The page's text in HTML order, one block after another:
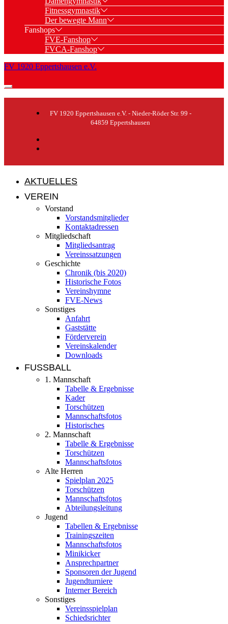
Fitnessgymnastik
Der bewegte Mann
Fanshops
FVE-Fanshop
FVCA-Fanshop
FV 1920 Eppertshausen e.V.
FV 1920 Eppertshausen e.V. - Nieder-Röder Str. 99 -
64859 Eppertshausen
AKTUELLES
VEREIN
Vorstand
Vorstandsmitglieder
Kontaktadressen
Mitgliedschaft
Mitgliedsantrag
Vereinssatzungen
Geschichte
Chronik (bis 2020)
Historische Fotos
Vereinshymne
FVE-News
Sonstiges
Anfahrt
Gaststätte
Förderverein
Vereinskalender
Downloads
FUSSBALL
1. Mannschaft
Tabelle & Ergebnisse
Kader
Torschützen
Mannschaftsfotos
Historisches
2. Mannschaft
Tabelle & Ergebnisse
Torschützen
Mannschaftsfotos
Alte Herren
Spielplan 2025
Torschützen
Mannschaftsfotos
Abteilungsleitung
Jugend
Tabellen & Ergebnisse
Trainingszeiten
Mannschaftsfotos
Minikicker
Ansprechpartner
Sponsoren der Jugend
Jugendturniere
Interner Bereich
Sonstiges
Vereinsspielplan
Schiedsrichter